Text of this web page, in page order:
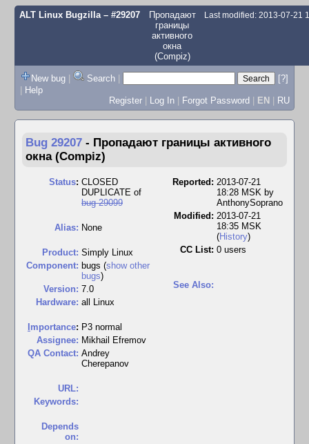
ALT Linux Bugzilla– #29207
Пропадают
границы
активного
окна
(Compiz)
Last modified: 2013-07-21
New bug | Search |
[?]
| Help
Register | Log In | Forgot Password | EN | RU
Bug 29207 - Пропадают границы активного
окна (Compiz)
Status: CLOSED
DUPLICATE of
bug 29099
Alias: None
Product: Simply Linux
Component: bugs (show other
bugs)
Version: 7.0
Hardware: all Linux
mportance: P3 normal
Assignee: Mikhail Efremov
QA Contact: Andrey
Cherepanov
URL:
Keywords:
Depends
on:
Reported: 2013-07-21
18:28 MSK by
AnthonySoprano
Modified: 2013-07-21
18:35 MSK
(History)
CC List: 0 users
See Also: